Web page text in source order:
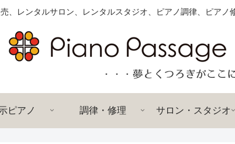
、レンタルサロン、レンタルスタジオ、ピアノ調律、ピアノ
ピアノ 調律・修理 サロン・スタジオ